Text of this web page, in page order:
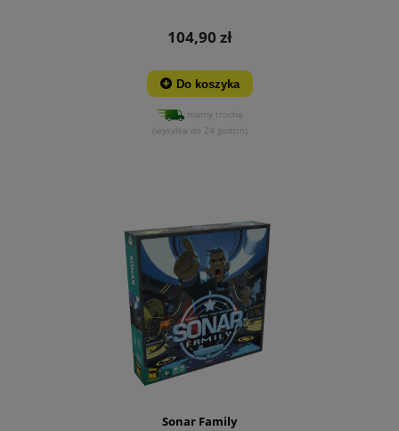
104,90 zł
Do koszyka
mamy trochę
(wysyłka do 24 godzin)
Sonar Family